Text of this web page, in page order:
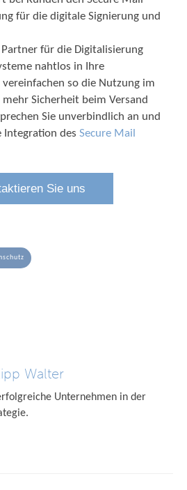
für die digitale Signierung und
für die Digitalisierung
nahtlos in Ihre
vereinfachen so die Nutzung im
Sicherheit beim Versand
Sie unverbindlich an und
Integration des Secure Mail
Sie uns
Walter
Unternehmen in der